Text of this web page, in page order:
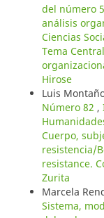
del número
análisis
Ciencias
Tema
Hirose
Luis
Número 82 ,
Cuerpo,
resistencia/
resistance.
Zurita
Marcela
Sistema,